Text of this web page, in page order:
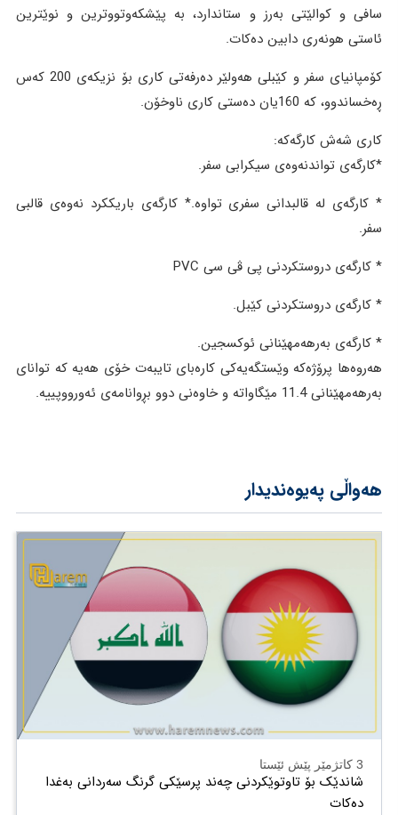
سافی و کوالێتی بەرز و ستاندارد، بە پێشکەوتووترین و نوێترین
ئاستی هونەری دابین دەکات.
کۆمپانیای سفر و کێبلی هەولێر دەرفەتی کاری بۆ نزیکەی 200 کەس
ڕەخساندوو، کە 160یان دەستی کاری ناوخۆن.
کاری شەش کارگەکە:
*کارگەی تواندنەوەی سیکرابی سفر.
* کارگەی لە قالبدانی سفری تواوە.* کارگەی باریککرد نەوەی قالبی
سفر.
* کارگەی دروستکردنی پی ڤی سی PVC
* کارگەی دروستکردنی کێبل.
* کارگەی بەرهەمهێنانی ئوکسجین.
هەروەها پرۆژەکە وێستگەیەکی کارەبای تایبەت خۆی هەیە کە توانای
بەرهەمهێنانی 11.4 مێگاواتە و خاوەنی دوو بڕوانامەی ئەورووپییە.
هەواڵی پەیوەندیدار
3 کاتژمێر پێش ئێستا
شاندێک بۆ تاوتوێکردنی چەند پرسێکی گرنگ سەردانی بەغدا
دەکات